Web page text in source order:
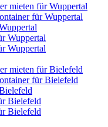
mieten für Wuppertal
für Wuppertal
Wuppertal
Wuppertal
mieten für Bielefeld
für Bielefeld
Bielefeld
Bielefeld